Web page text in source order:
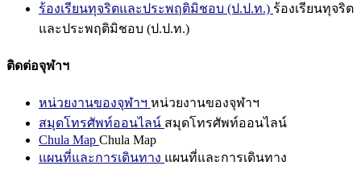
ร้องเรียนทุจริตและประพฤติมิชอบ (ป.ป.ท.) ร้องเรียนทุจริต
และประพฤติมิชอบ (ป.ป.ท.)
ติดต่อจุฬาฯ
หน่วยงานของจุฬาฯ หน่วยงานของจุฬาฯ
สมุดโทรศัพท์ออนไลน์ สมุดโทรศัพท์ออนไลน์
Chula Map Chula Map
แผนที่และการเดินทาง แผนที่และการเดินทาง